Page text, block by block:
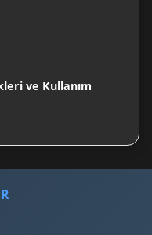
ve Kullanım